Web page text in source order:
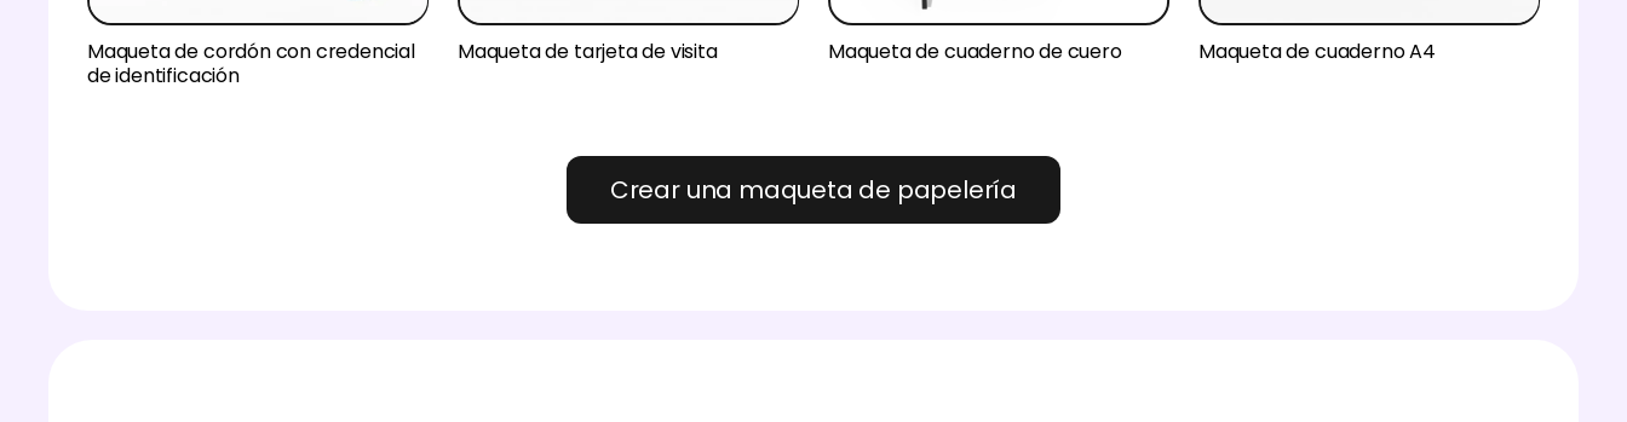
Maqueta de cordón con credencial
de identificación
Maqueta de tarjeta de visita Maqueta de cuaderno de cuero Maqueta de cuaderno A4
Crear una maqueta de papelería